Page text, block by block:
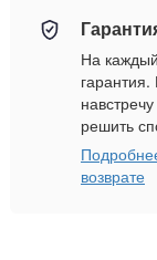
На
решить
возврате